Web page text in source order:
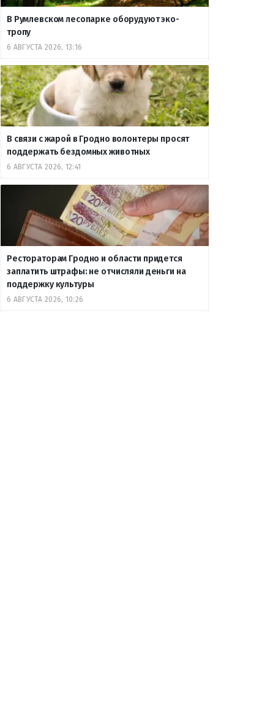
В Румлевском лесопарке оборудуют эко-
тропу
6 АВГУСТА 2026, 13:16
В связи с жарой в Гродно волонтеры просят
поддержать бездомных животных
6 АВГУСТА 2026, 12:41
Рестораторам Гродно и области придется
заплатить штрафы: не отчисляли деньги на
поддержку культуры
6 АВГУСТА 2026, 10:26